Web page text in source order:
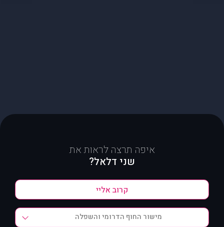
איפה תרצה לראות את
שני דלאל?
מישור החוף הדרומי והשפלה